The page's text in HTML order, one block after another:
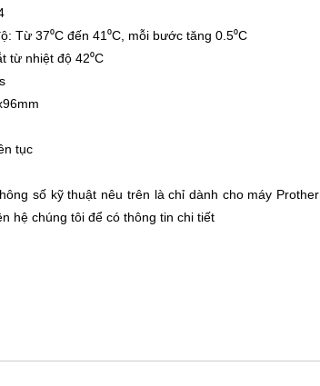
Từ 37⁰C đến 41⁰C, mỗi bước tăng 0.5⁰C
từ nhiệt độ 42⁰C
tục
số kỹ thuật nêu trên là chỉ dành cho máy
hệ chúng tôi để có thông tin chi tiết